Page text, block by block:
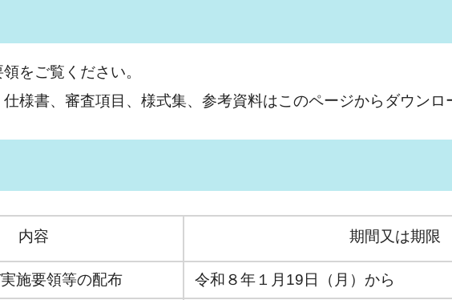
をご覧ください。
書、審査項目、様式集、参考資料はこのページからダウンロ
内容 期間又は期限
施要領等の配布 令和８年１月19日（月）から